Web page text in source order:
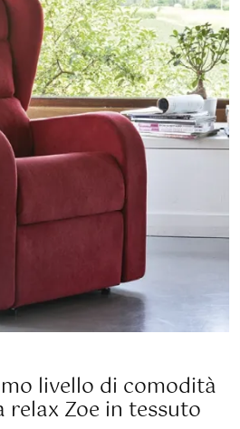
livello di comodità
Zoe in tessuto